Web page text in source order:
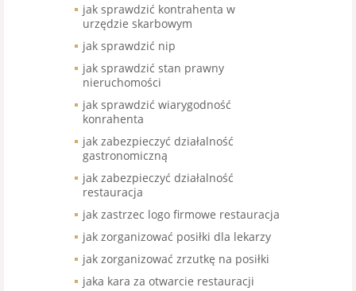
jak sprawdzić kontrahenta w
urzędzie skarbowym
jak sprawdzić nip
jak sprawdzić stan prawny
nieruchomości
jak sprawdzić wiarygodność
konrahenta
jak zabezpieczyć działalność
gastronomiczną
jak zabezpieczyć działalność
restauracja
jak zastrzec logo firmowe restauracja
jak zorganizować posiłki dla lekarzy
jak zorganizować zrzutkę na posiłki
jaka kara za otwarcie restauracji